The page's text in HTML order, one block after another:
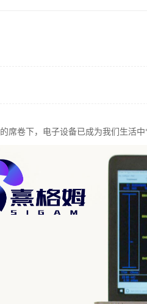
席卷下，电子设备已成为我们生活中